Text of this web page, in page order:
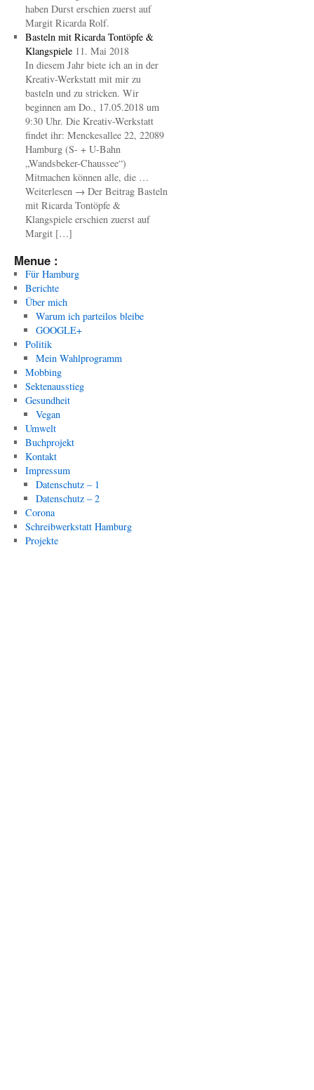
haben Durst erschien zuerst auf
Margit Ricarda Rolf.
Basteln mit Ricarda Tontöpfe &
Klangspiele 11. Mai 2018
In diesem Jahr biete ich an in der
Kreativ-Werkstatt mit mir zu
basteln und zu stricken. Wir
beginnen am Do., 17.05.2018 um
9:30 Uhr. Die Kreativ-Werkstatt
findet ihr: Menckesallee 22, 22089
Hamburg (S- + U-Bahn
„Wandsbeker-Chaussee“)
Mitmachen können alle, die …
Weiterlesen → Der Beitrag Basteln
mit Ricarda Tontöpfe &
Klangspiele erschien zuerst auf
Margit […]
Menue :
Für Hamburg
Berichte
Über mich
Warum ich parteilos bleibe
GOOGLE+
Politik
Mein Wahlprogramm
Mobbing
Sektenausstieg
Gesundheit
Vegan
Umwelt
Buchprojekt
Kontakt
Impressum
Datenschutz – 1
Datenschutz – 2
Corona
Schreibwerkstatt Hamburg
Projekte